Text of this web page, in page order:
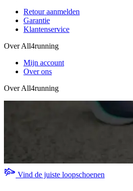
Retour aanmelden
Garantie
Klantenservice
Over All4running
Mijn account
Over ons
Over All4running
Vind de juiste loopschoenen